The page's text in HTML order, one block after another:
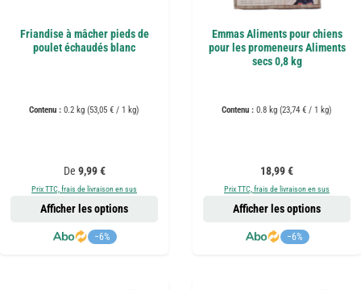
Friandise à mâcher pieds de
poulet échaudés blanc
Contenu : 0.2 kg (53,05 € / 1 kg)
Prix régulier :
De 9,99 €
Prix TTC, frais de livraison en sus
−6%
Afficher les options
Emmas Aliments pour chiens
pour les promeneurs Aliments
secs 0,8 kg
Contenu : 0.8 kg (23,74 € / 1 kg)
Prix régulier :
18,99 €
Prix TTC, frais de livraison en sus
−6%
Afficher les options